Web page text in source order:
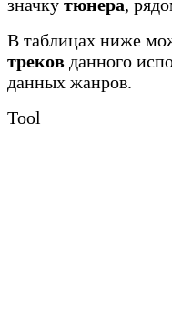
значку тюнера,
В таблицах ниже
треков данного
данных жанров.
Tool